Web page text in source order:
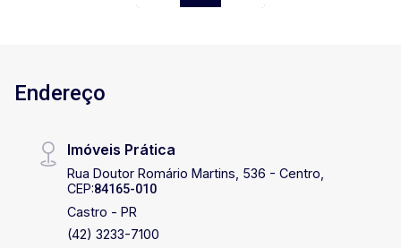
Endereço
Imóveis Prática
Rua Doutor Romário Martins, 536 - Centro,
CEP:84165-010
Castro - PR
(42) 3233-7100